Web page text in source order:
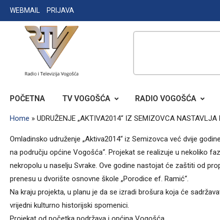
Skip
to
WEBMAIL PRIJAVA
RADIO TELEVIZIJA VOGOŠĆA
POČETNA TV VOGOŠĆA RADIO VOGOŠĆA
Home » UDRUŽENJE „AKTIVA2014“ IZ SEMIZOVCA
Omladinsko udruženje „Aktiva2014“ iz Semizovca već dvije
na području općine Vogošća“. Projekat se realizuje u nekoliko
nekropolu u naselju Svrake. Ove godine nastojat će zaštiti od
prenesu u dvorište osnovne škole „Porodice ef. Ramić“.
Na kraju projekta, u planu je da se izradi brošura koja će
vrijedni kulturno historijski spomenici.